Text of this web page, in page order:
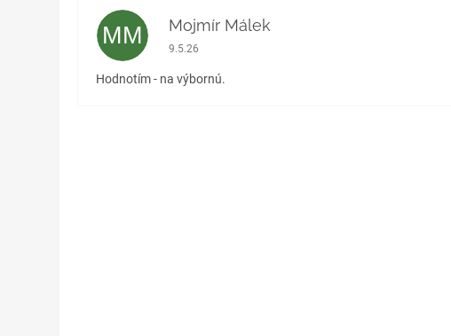
MM Mojmír Málek
Hodnotenie obchodu je 5 z 5 hviezdičiek.
9.5.26
Hodnotím - na výbornú.